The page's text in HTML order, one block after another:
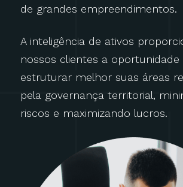
de grandes empreendimentos.
A inteligência de ativos
nossos clientes a oportunidade
estruturar melhor suas áreas
pela governança territorial,
riscos e maximizando lucros.